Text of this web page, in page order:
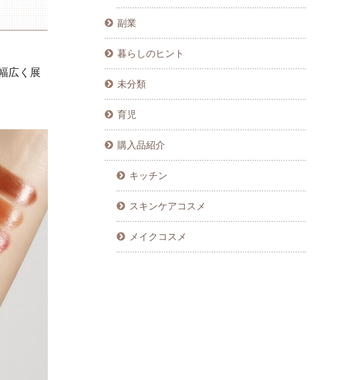
広く展
副業
暮らしのヒント
未分類
育児
購入品紹介
キッチン
スキンケアコスメ
メイクコスメ